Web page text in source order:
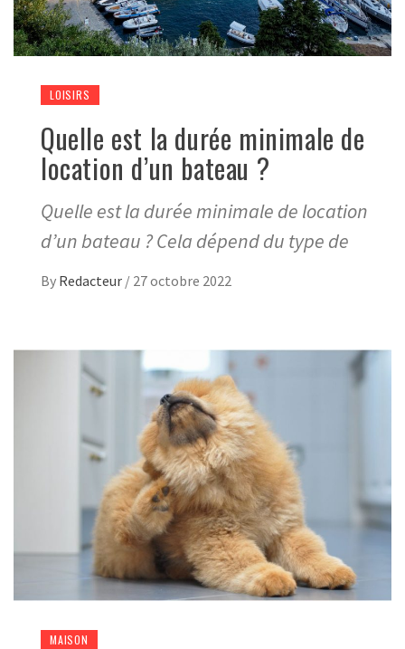
LOISIRS
Quelle est la durée minimale de
location d’un bateau ?
Quelle est la durée minimale de location
d’un bateau ? Cela dépend du type de
By Redacteur / 27 octobre 2022
MAISON